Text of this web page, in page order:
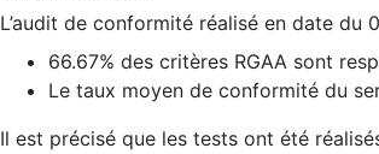
L’audit de conformité réalisé en date
66.67% des critères RGAA sont
Le taux moyen de conformité du
Il est précisé que les tests ont été